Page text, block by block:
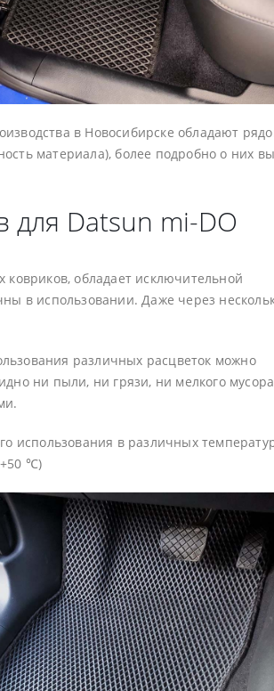
в Новосибирске обладают
материала), более подробно о них вы
для Datsun mi-DO
обладает исключительной
в использовании. Даже через
различных расцветок можно
ни пыли, ни грязи, ни мелкого
использования в различных
℃)